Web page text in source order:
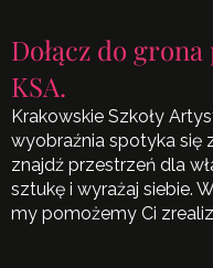
Dołącz do
KSA.
Krakowskie Szkoły
wyobraźnia spotyka się
znajdź przestrzeń dla
sztukę i wyrażaj siebie.
my pomożemy Ci